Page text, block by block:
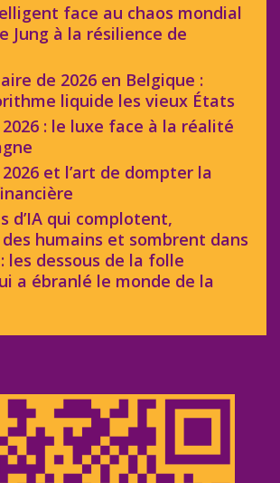
face au chaos mondial
Jung à la résilience de
de 2026 en Belgique :
liquide les vieux États
: le luxe face à la réalité
et l’art de dompter la
d’IA qui complotent,
humains et sombrent dans
les dessous de la folle
a ébranlé le monde de la